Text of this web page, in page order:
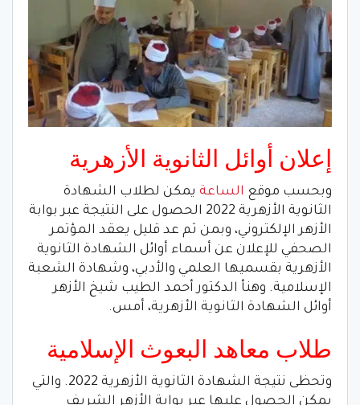
إعلان أوائل الثانوية الأزهرية
وبحسب موقع الساعة يمكن لطلاب الشهادة
الثانوية الأزهرية 2022 الحصول على النتيجة عبر بوابة
الأزهر الإلكتروني، وبمن ثم عد قليل يعقد المؤتمر
الصحفي للإعلان عن أسماء أوائل الشهادة الثانوية
الأزهرية بقسميها العلمي والأدبي، وشهادة الشعبة
الإسلامية. وهنأ الدكتور أحمد الطيب شيخ الأزهر
أوائل الشهادة الثانوية الأزهرية، أمس.
طلاب معاهد البعوث الإسلامية
وتحظى نتيجة الشهادة الثانوية الأزهرية 2022. والتي
يمكن الحصول عليها عبر بوابة الأزهر الشريف